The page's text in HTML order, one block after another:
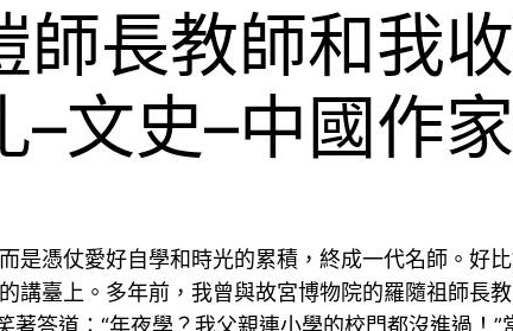
師長教師和我
文史–中國作
是憑仗愛好自學和時光的累積，終成一代名師。好
講臺上。多年前，我曾與故宮博物院的羅隨祖師長
著答道：“年夜學？我父親連小學的校門都沒進過！